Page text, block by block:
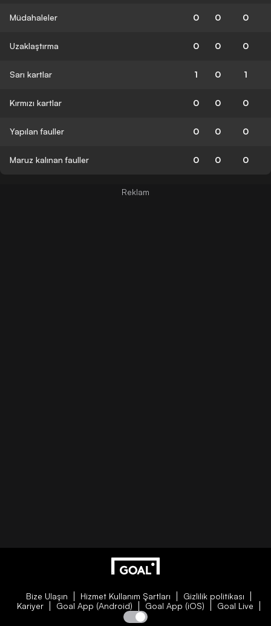
Müdahaleler 0 0 0
Uzaklaştırma 0 0 0
Sarı kartlar 1 0 1
Kırmızı kartlar 0 0 0
Yapılan fauller 0 0 0
Maruz kalınan fauller 0 0 0
Bize Ulaşın Hizmet Kullanım Şartları
Gizlilik politikası
Kariyer
Goal App (Android) Goal App (iOS) Goal Live